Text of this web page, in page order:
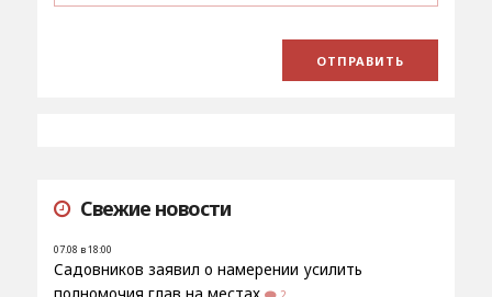
Свежие новости
07.08 в 18:00
Садовников заявил о намерении усилить